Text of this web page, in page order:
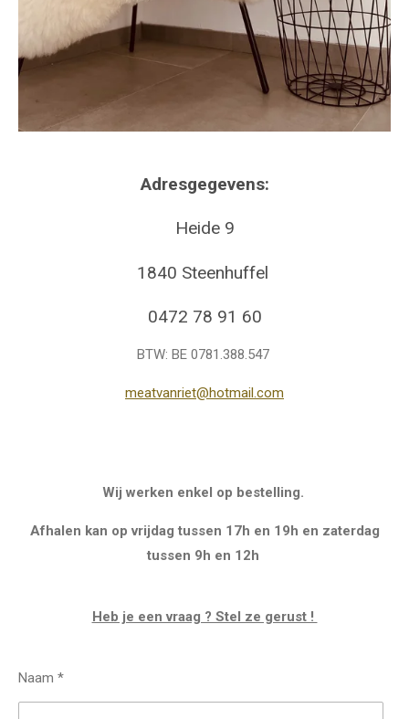
Adresgegevens:
Heide 9
1840 Steenhuffel
0472 78 91 60
BTW: BE 0781.388.547
meatvanriet@hotmail.com
Wij werken enkel op bestelling.
Afhalen kan op vrijdag tussen 17h en 19h en zaterdag
tussen 9h en 12h
Heb je een vraag ? Stel ze gerust !
Naam *